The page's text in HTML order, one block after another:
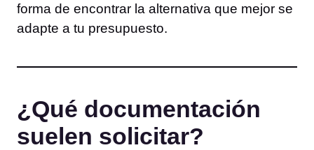
forma de encontrar la alternativa que mejor se
adapte a tu presupuesto.
¿Qué documentación
suelen solicitar?